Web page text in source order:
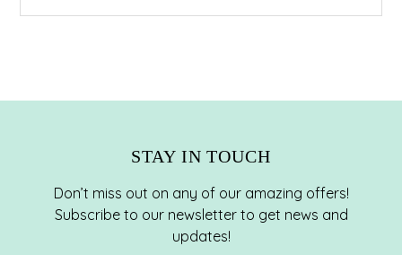
STAY IN TOUCH
Don’t miss out on any of our amazing offers!
Subscribe to our newsletter to get news and
updates!